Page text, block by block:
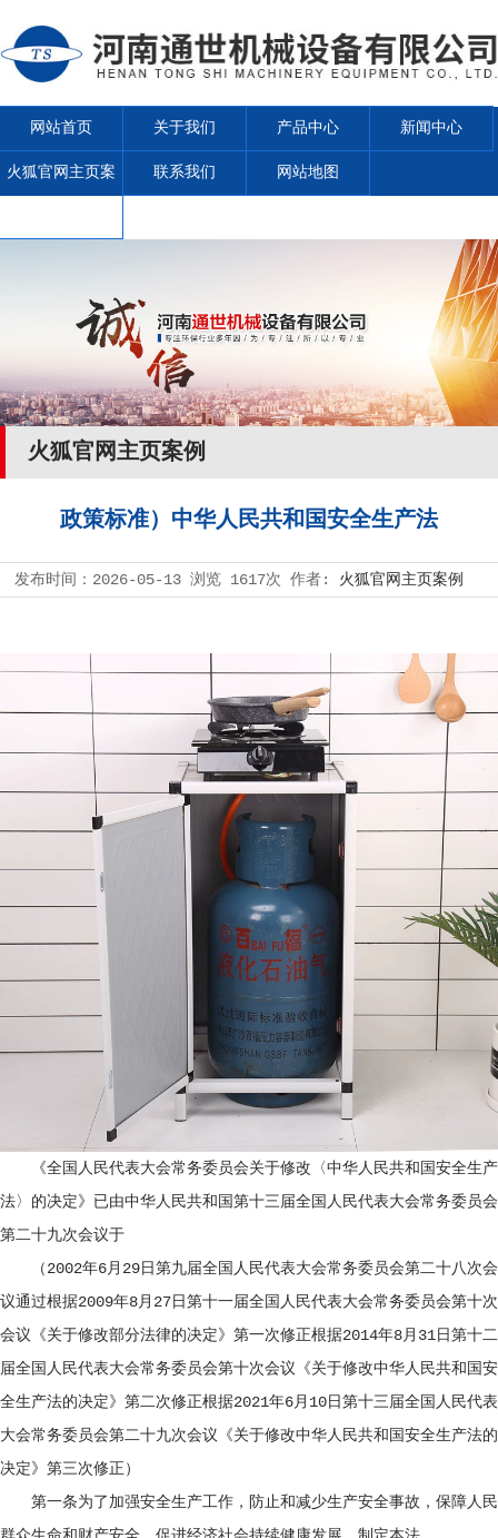
网站首页 关于我们 产品中心 新闻中心
火狐官网主页案 联系我们 网站地图
火狐官网主页案例
政策标准）中华人民共和国安全生产法
发布时间： 2026-05-13 浏览 1617次 作者: 火狐官网主页案例
《全国人民代表大会常务委员会关于修改〈中华人民共和国安全生产
法〉的决定》已由中华人民共和国第十三届全国人民代表大会常务委员会
第二十九次会议于
（2002年6月29日第九届全国人民代表大会常务委员会第二十八次会
议通过根据2009年8月27日第十一届全国人民代表大会常务委员会第十次
会议《关于修改部分法律的决定》第一次修正根据2014年8月31日第十二
届全国人民代表大会常务委员会第十次会议《关于修改中华人民共和国安
全生产法的决定》第二次修正根据2021年6月10日第十三届全国人民代表
大会常务委员会第二十九次会议《关于修改中华人民共和国安全生产法的
决定》第三次修正）
第一条为了加强安全生产工作，防止和减少生产安全事故，保障人民